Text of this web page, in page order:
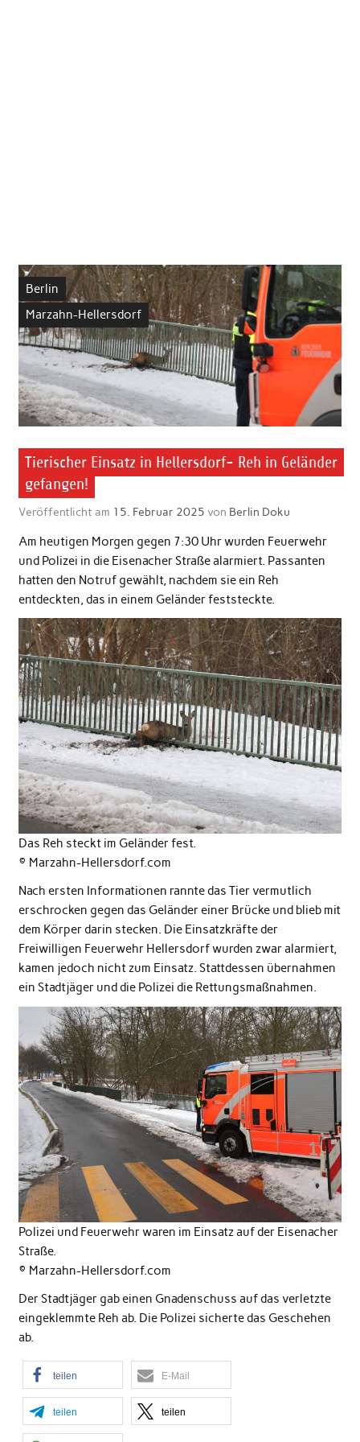
Berlin
Marzahn-Hellersdorf
Tierischer Einsatz in Hellersdorf- Reh in Geländer
gefangen!
Veröffentlicht am 15. Februar 2025 von Berlin Doku
Am heutigen Morgen gegen 7:30 Uhr wurden Feuerwehr
und Polizei in die Eisenacher Straße alarmiert. Passanten
hatten den Notruf gewählt, nachdem sie ein Reh
entdeckten, das in einem Geländer feststeckte.
Das Reh steckt im Geländer fest.
© Marzahn-Hellersdorf.com
Nach ersten Informationen rannte das Tier vermutlich
erschrocken gegen das Geländer einer Brücke und blieb mit
dem Körper darin stecken. Die Einsatzkräfte der
Freiwilligen Feuerwehr Hellersdorf wurden zwar alarmiert,
kamen jedoch nicht zum Einsatz. Stattdessen übernahmen
ein Stadtjäger und die Polizei die Rettungsmaßnahmen.
Polizei und Feuerwehr waren im Einsatz auf der Eisenacher
Straße.
© Marzahn-Hellersdorf.com
Der Stadtjäger gab einen Gnadenschuss auf das verletzte
eingeklemmte Reh ab. Die Polizei sicherte das Geschehen
ab.
teilen E-Mail
teilen teilen